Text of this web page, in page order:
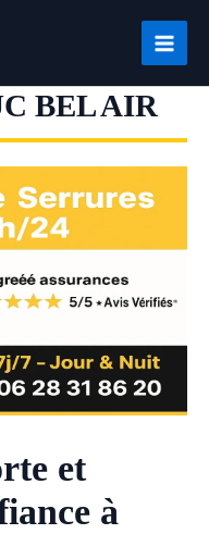
BEL AIR
et
à